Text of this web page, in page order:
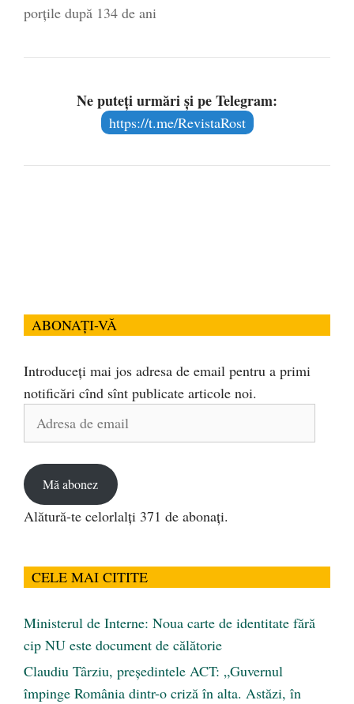
porțile după 134 de ani
Ne puteți urmări și pe Telegram:
https://t.me/RevistaRost
ABONAȚI-VĂ
Introduceți mai jos adresa de email pentru a primi
notificări cînd sînt publicate articole noi.
Adresa
Mă abonez
Alătură-te celorlalți 371 de abonați.
CELE MAI CITITE
Ministerul de Interne: Noua carte de identitate fără
cip NU este document de călătorie
Claudiu Târziu, președintele ACT: „Guvernul
împinge România dintr-o criză în alta. Astăzi, în